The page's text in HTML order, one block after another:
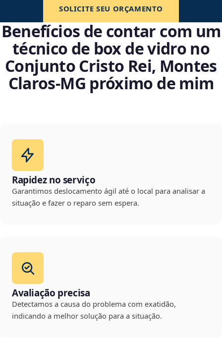
SOLICITE SEU ORÇAMENTO
Benefícios de contar com um
técnico de box de vidro no
Conjunto Cristo Rei, Montes
Claros‑MG próximo de mim
Rapidez no serviço
Garantimos deslocamento ágil até o local para analisar a
situação e fazer o reparo sem espera.
Avaliação precisa
Detectamos a causa do problema com exatidão,
indicando a melhor solução para a situação.